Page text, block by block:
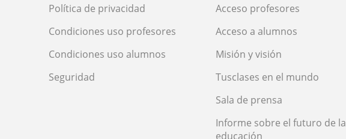
Política de privacidad
Condiciones uso profesores
Condiciones uso alumnos
Seguridad
Acceso profesores
Acceso a alumnos
Misión y visión
Tusclases en el mundo
Sala de prensa
Informe sobre el futuro de la
educación